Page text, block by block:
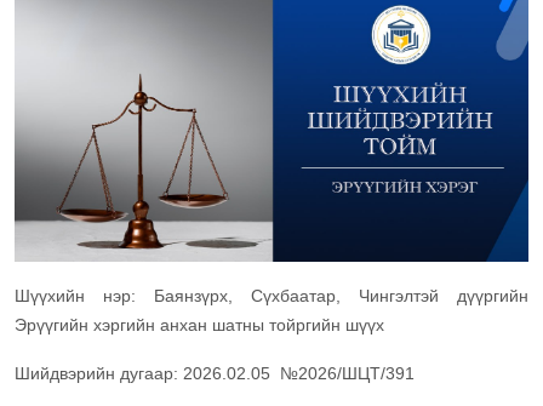
Шүүхийн нэр: Баянзүрх, Сүхбаатар, Чингэлтэй дүүргийн
Эрүүгийн хэргийн анхан шатны тойргийн шүүх
Шийдвэрийн дугаар: 2026.02.05 №2026/ШЦТ/391